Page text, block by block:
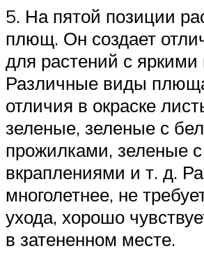
5. На пятой позиции
плющ. Он создает
для растений с яркими
Различные виды
отличия в окраске
зеленые, зеленые с
прожилками, зеленые
вкраплениями и т. д.
многолетнее, не
ухода, хорошо
в затененном месте.